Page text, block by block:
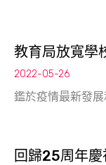
教育局放寬學
2022-05-26
鑑於疫情最新發
回歸25周年